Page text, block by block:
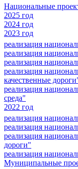
Национальные
2025 год
2024 год
2023 год
реализация
реализация
реализация
реализация
качественные
реализация
среда"
2022 год
реализация
реализация
реализация
дороги"
реализация
Муниципальные